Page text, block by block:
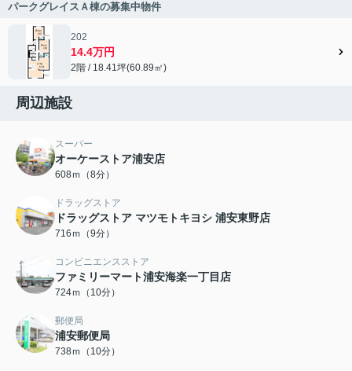
パークグレイスＡ棟の募集中物件
202
14.4万円
2階 / 18.41坪(60.89㎡)
周辺施設
スーパー
オーケーストア浦安店
608ｍ（8分）
ドラッグストア
ドラッグストア マツモトキヨシ 浦安東野店
716ｍ（9分）
コンビニエンスストア
ファミリーマート浦安海楽一丁目店
724ｍ（10分）
郵便局
浦安郵便局
738ｍ（10分）